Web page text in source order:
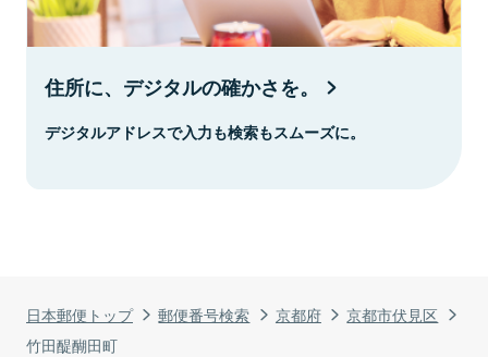
日本郵便トップ 郵便番号検索 京都府
京都市伏見区
竹田醍醐田町
住所に、デジタルの確かさを。
デジタルアドレスで入力も検索もスムーズに。